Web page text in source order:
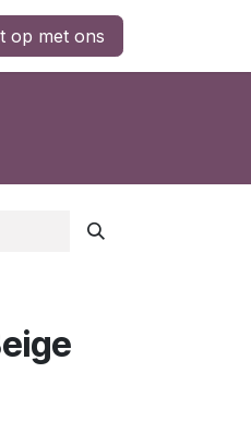
op met ons